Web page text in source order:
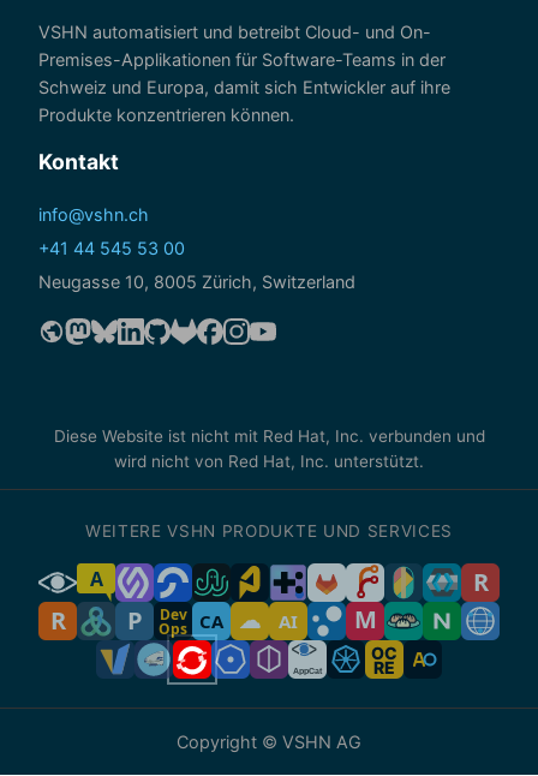
VSHN automatisiert und betreibt Cloud- und On-
Premises-Applikationen für Software-Teams in der
Schweiz und Europa, damit sich Entwickler auf ihre
Produkte konzentrieren können.
Kontakt
info@vshn.ch
+41 44 545 53 00
Neugasse 10, 8005 Zürich, Switzerland
Diese Website ist nicht mit Red Hat, Inc. verbunden und
wird nicht von Red Hat, Inc. unterstützt.
WEITERE VSHN PRODUKTE UND SERVICES
Copyright © VSHN AG